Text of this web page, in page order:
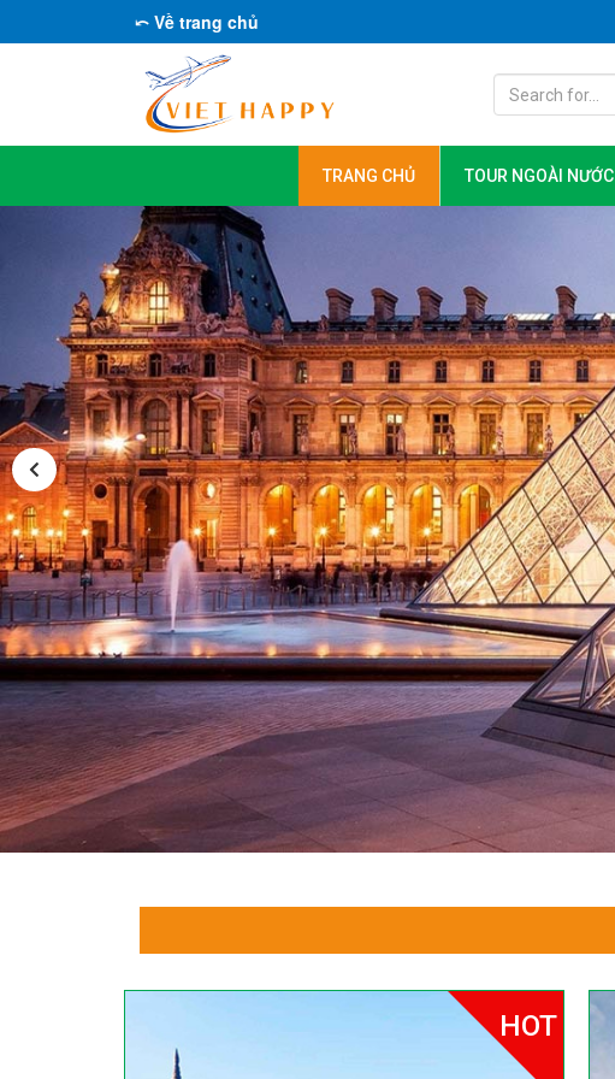
⤺ Về trang chủ
TRANG CHỦ TOUR NGOÀI NƯỚC
HOT